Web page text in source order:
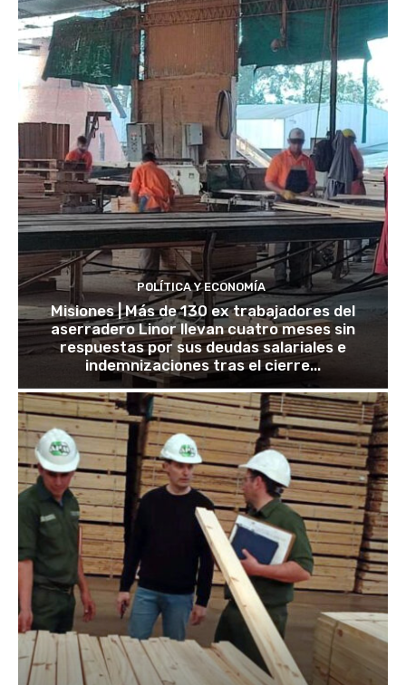
POLÍTICA Y ECONOMÍA
Misiones | Más de 130 ex trabajadores del
aserradero Linor llevan cuatro meses sin
respuestas por sus deudas salariales e
indemnizaciones tras el cierre...